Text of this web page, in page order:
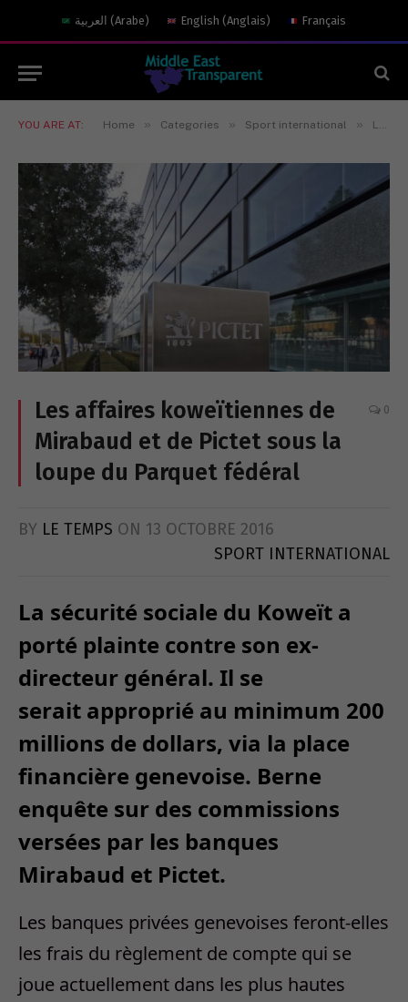
العربية (Arabe) English (Anglais) Français
YOU ARE AT: Home » Categories » Sport international » Les affaires koweïtiennes de Mirabaud et de Pictet sous la loupe du Parquet fédéral
Les affaires koweïtiennes de
Mirabaud et de Pictet sous la
loupe du Parquet fédéral
0
BY LE TEMPS ON 13 OCTOBRE 2016
SPORT INTERNATIONAL
La sécurité sociale du Koweït a
porté plainte contre son ex-
directeur général. Il se
serait approprié au minimum 200
millions de dollars, via la place
financière genevoise. Berne
enquête sur des commissions
versées par les banques
Mirabaud et Pictet.
Les banques privées genevoises feront-elles
les frais du règlement de compte qui se
joue actuellement dans les plus hautes